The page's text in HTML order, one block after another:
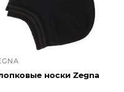
носки Zegna